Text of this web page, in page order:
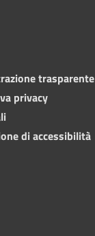
trasparente
privacy
di accessibilità